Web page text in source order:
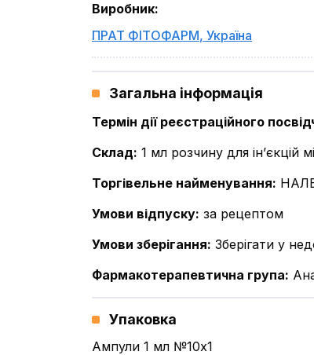
Виробник:
ПРАТ ФІТОФАРМ, Україна
Загальна інформація
Термін дії реєстраційного
Склад: 1 мл розчину для ін’єкцій
Торгівельне найменування:
Умови відпуску: за рецептом
Умови зберігання: Зберігати у
Фармакотерапевтична група:
Упаковка
Ампули 1 мл №10x1